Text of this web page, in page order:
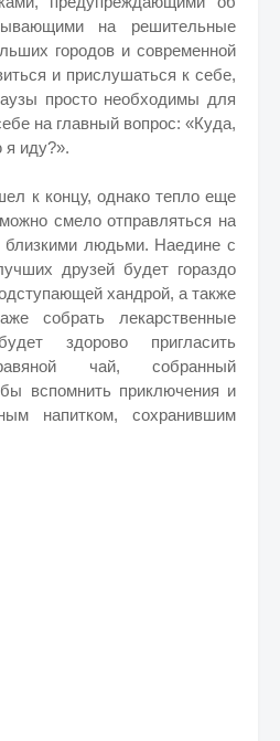
на решительные
городов и современной
и прислушаться к себе,
просто необходимы для
на главный вопрос: «Куда,
я иду?».
к концу, однако тепло еще
смело отправляться на
людьми. Наедине с
друзей будет гораздо
хандрой, а также
собрать лекарственные
здорово пригласить
чай, собранный
вспомнить приключения и
напитком, сохранившим